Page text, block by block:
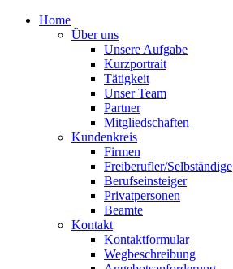
Home
Über uns
Unsere Aufgabe
Kurzportrait
Tätigkeit
Unser Team
Partner
Mitgliedschaften
Kundenkreis
Firmen
Freiberufler/Selbständige
Berufseinsteiger
Privatpersonen
Beamte
Kontakt
Kontaktformular
Wegbeschreibung